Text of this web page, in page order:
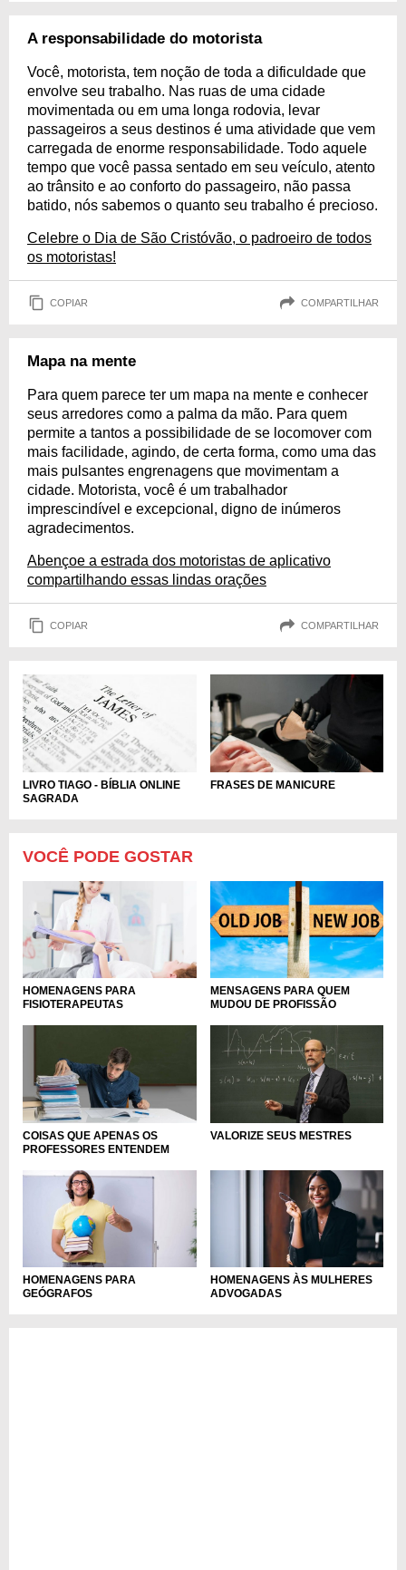
A responsabilidade do motorista
Você, motorista, tem noção de toda a dificuldade que
envolve seu trabalho. Nas ruas de uma cidade
movimentada ou em uma longa rodovia, levar
passageiros a seus destinos é uma atividade que vem
carregada de enorme responsabilidade. Todo aquele
tempo que você passa sentado em seu veículo, atento
ao trânsito e ao conforto do passageiro, não passa
batido, nós sabemos o quanto seu trabalho é precioso.
Celebre o Dia de São Cristóvão, o padroeiro de todos
os motoristas!
COPIAR COMPARTILHAR
Mapa na mente
Para quem parece ter um mapa na mente e conhecer
seus arredores como a palma da mão. Para quem
permite a tantos a possibilidade de se locomover com
mais facilidade, agindo, de certa forma, como uma das
mais pulsantes engrenagens que movimentam a
cidade. Motorista, você é um trabalhador
imprescindível e excepcional, digno de inúmeros
agradecimentos.
Abençoe a estrada dos motoristas de aplicativo
compartilhando essas lindas orações
COPIAR COMPARTILHAR
LIVRO TIAGO - BÍBLIA ONLINE
SAGRADA
FRASES DE MANICURE
VOCÊ PODE GOSTAR
HOMENAGENS PARA
FISIOTERAPEUTAS
MENSAGENS PARA QUEM
MUDOU DE PROFISSÃO
COISAS QUE APENAS OS
PROFESSORES ENTENDEM
VALORIZE SEUS MESTRES
HOMENAGENS PARA
GEÓGRAFOS
HOMENAGENS ÀS MULHERES
ADVOGADAS